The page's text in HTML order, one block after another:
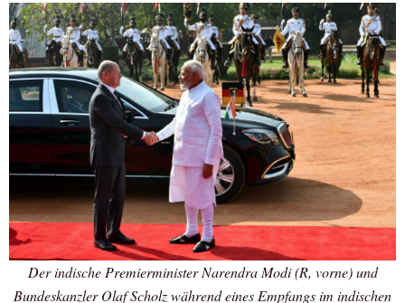
Der indische Premierminister Narendra Modi (R, vorne) und
Bundeskanzler Olaf Scholz während eines Empfangs im indischen